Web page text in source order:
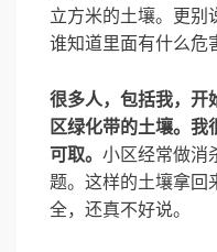
立方米的土壤。更别
谁知道里面有什么危
很多人，包括我，开
区绿化带的土壤。 我
可取。 小区经常做消
题。这样的土壤拿回
全，还真不好说。